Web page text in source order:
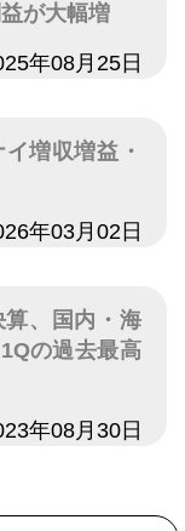
が大幅増
年08月25日
増収増益・
年03月02日
、国内・海
の過去最高
年08月30日